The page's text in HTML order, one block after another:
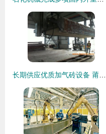
长期供应优质加气砖设备 莆田加气砖设备,长期供应优质加气砖设备 莆田加气砖设备生产厂家,长期供应优质加气砖设备 莆田加气砖设备价格